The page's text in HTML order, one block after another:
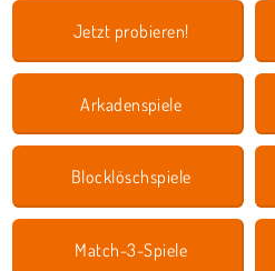
Jetzt probieren!
Arkadenspiele
Blocklöschspiele
Match-3-Spiele